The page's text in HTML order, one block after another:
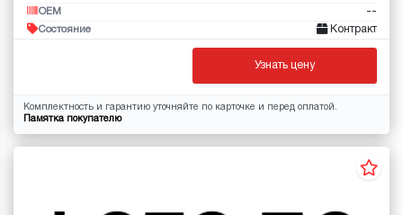
OEM --
Состояние Контракт
Узнать цену
Комплектность и гарантию уточняйте по карточке и перед оплатой.
Памятка покупателю